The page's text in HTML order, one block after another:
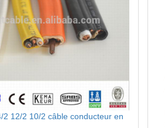
2 12/2 10/2 câble conducteur en